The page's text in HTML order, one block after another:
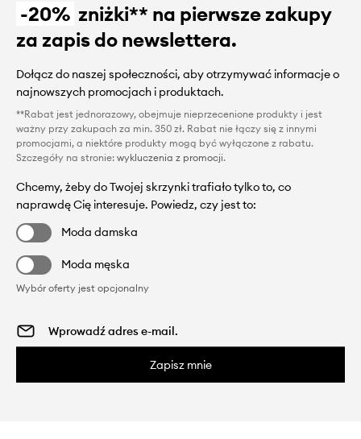
-20% zniżki** na pierwsze zakupy
za zapis do newslettera.
Dołącz do naszej społeczności, aby otrzymywać informacje o
najnowszych promocjach i produktach.
**Rabat jest jednorazowy, obejmuje nieprzecenione produkty i jest
ważny przy zakupach za min. 350 zł. Rabat nie łączy się z innymi
promocjami, a niektóre produkty mogą być wyłączone z rabatu.
Szczegóły na stronie: wykluczenia z promocji.
Chcemy, żeby do Twojej skrzynki trafiało tylko to, co
naprawdę Cię interesuje. Powiedz, czy jest to:
Moda damska
Moda męska
Wybór oferty jest opcjonalny
Zapisz mnie